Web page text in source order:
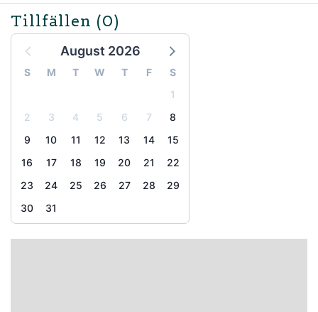
Tillfällen (0)
August 2026
S M T W T F
S
1
2
3 4 5 6 7
8
9
10 11 12 13 14
15
16
17 18 19 20 21
22
23
24 25 26 27 28
29
30
31